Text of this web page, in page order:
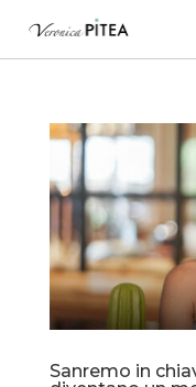
Sanremo in